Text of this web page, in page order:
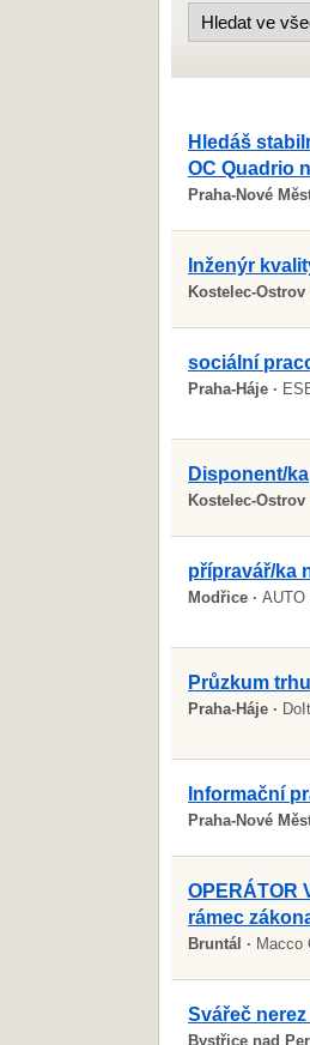
Hledáš
OC Quadrio
Praha-Nové
Inženýr
Kostelec-Ostrov
sociální
Praha-Háje ·
Disponent/ka
Kostelec-Ostrov
přípravář/ka
Modřice · AUTO
Průzkum
Praha-Háje ·
Informační
Praha-Nové
OPERÁTOR
rámec
Bruntál · Macco
Svářeč nerez
Bystřice nad